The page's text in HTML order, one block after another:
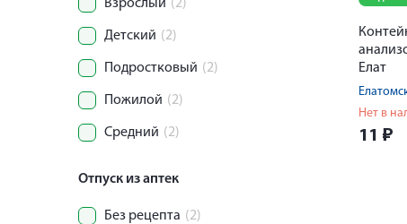
Взрослый (2)
Детский (2)
Подростковый (2)
Пожилой (2)
Средний (2)
Отпуск из аптек
Без рецепта (2)
Елат
Нет в
11 ₽